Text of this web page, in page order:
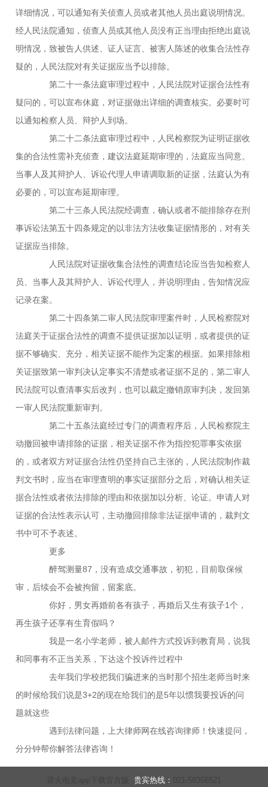
详细情况，可以通知有关侦查人员或者其他人员出庭说明情况。
经人民法院通知，侦查人员或其他人员没有正当理由拒绝出庭说
明情况，致被告人供述、证人证言、被害人陈述的收集合法性存
疑的，人民法院对有关证据应当予以排除。
第二十一条法庭审理过程中，人民法院对证据合法性有
疑问的，可以宣布休庭，对证据做出详细的调查核实。必要时可
以通知检察人员、辩护人到场。
第二十二条法庭审理过程中，人民检察院为证明证据收
集的合法性需补充侦查，建议法庭延期审理的，法庭应当同意。
当事人及其辩护人、诉讼代理人申请调取新的证据，法庭认为有
必要的，可以宣布延期审理。
第二十三条人民法院经调查，确认或者不能排除存在刑
事诉讼法第五十四条规定的以非法方法收集证据情形的，对有关
证据应当排除。
人民法院对证据收集合法性的调查结论应当告知检察人
员、当事人及其辩护人、诉讼代理人，并说明理由，告知情况应
记录在案。
第二十四条第二审人民法院审理案件时，人民检察院对
法庭关于证据合法性的调查不提供证据加以证明，或者提供的证
据不够确实、充分，相关证据不能作为定案的根据。如果排除相
关证据致第一审判决认定事实不清楚或者证据不足的，第二审人
民法院可以查清事实后改判，也可以裁定撤销原审判决，发回第
一审人民法院重新审判。
第二十五条法庭经过专门的调查程序后，人民检察院主
动撤回被申请排除的证据，相关证据不作为指控犯罪事实依据
的，或者双方对证据合法性仍坚持自己主张的，人民法院制作裁
判文书时，应当在审理查明的事实证据部分之后，对确认相关证
据合法性或者依法排除的理由和依据加以分析、论证。申请人对
证据的合法性表示认可，主动撤回排除非法证据申请的，裁判文
书中可不予表述。
更多
醉驾测量87，没有造成交通事故，初犯，目前取保候
审，后续会不会被拘留，留案底。
你好，男女再婚前各有孩子，再婚后又生有孩子1个，
再生孩子还享有生育假吗？
我是一名小学老师，被人邮件方式投诉到教育局，说我
和同事有不正当关系，下达这个投诉件过程中
去年我们学校把我们骗进来的当时那个招生老师当时来
的时候给我们说是3+2的现在给我们的是5年以惯我要投诉的问
题就这些
遇到法律问题，上大律师网在线咨询律师！快速提问，
分分钟帮你解答法律咨询！
贵宾热线：